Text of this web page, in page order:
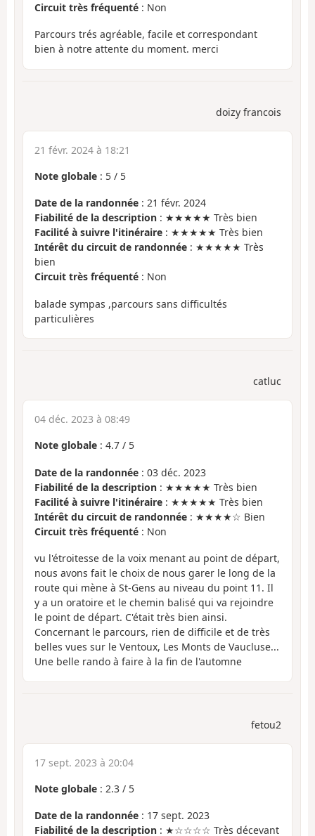
Circuit très fréquenté : Non
Parcours trés agréable, facile et correspondant
bien à notre attente du moment. merci
doizy francois
21 févr. 2024 à 18:21
Note globale : 5 / 5
Date de la randonnée : 21 févr. 2024
Fiabilité de la description : ★★★★★ Très bien
Facilité à suivre l'itinéraire : ★★★★★ Très bien
Intérêt du circuit de randonnée : ★★★★★ Très
bien
Circuit très fréquenté : Non
balade sympas ,parcours sans difficultés
particulières
catluc
04 déc. 2023 à 08:49
Note globale : 4.7 / 5
Date de la randonnée : 03 déc. 2023
Fiabilité de la description : ★★★★★ Très bien
Facilité à suivre l'itinéraire : ★★★★★ Très bien
Intérêt du circuit de randonnée : ★★★★☆ Bien
Circuit très fréquenté : Non
vu l'étroitesse de la voix menant au point de départ,
nous avons fait le choix de nous garer le long de la
route qui mène à St-Gens au niveau du point 11. Il
y a un oratoire et le chemin balisé qui va rejoindre
le point de départ. C'était très bien ainsi.
Concernant le parcours, rien de difficile et de très
belles vues sur le Ventoux, Les Monts de Vaucluse...
Une belle rando à faire à la fin de l'automne
fetou2
17 sept. 2023 à 20:04
Note globale : 2.3 / 5
Date de la randonnée : 17 sept. 2023
Fiabilité de la description : ★☆☆☆☆ Très décevant